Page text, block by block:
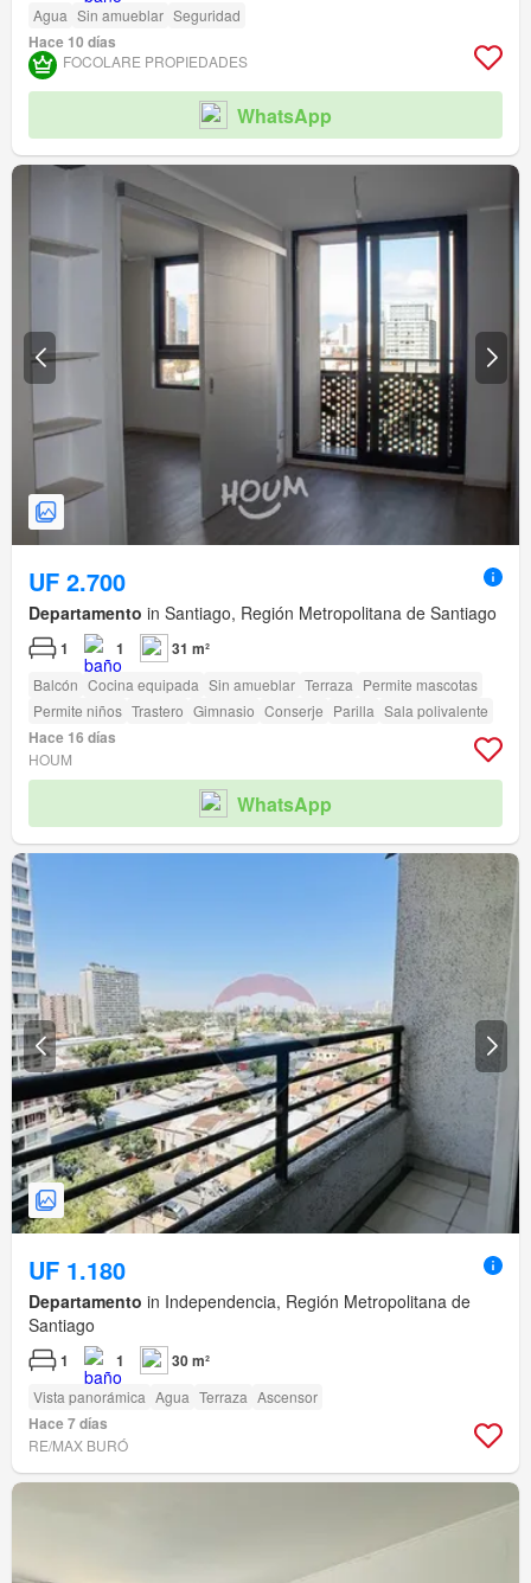
Agua Sin amueblar Seguridad
Hace 10 días
FOCOLARE PROPIEDADES
WhatsApp
UF 2.700
Departamento in Santiago, Región Metropolitana de Santiago
1 1 31 m²
Balcón Cocina equipada Sin amueblar Terraza Permite mascotas
Permite niños Trastero Gimnasio Conserje Parilla Sala polivalente
Hace 16 días
HOUM
WhatsApp
UF 1.180
Departamento in Independencia, Región Metropolitana de
Santiago
1 1 30 m²
Vista panorámica Agua Terraza Ascensor
Hace 7 días
RE/MAX BURÓ